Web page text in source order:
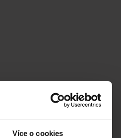
Více o cookies